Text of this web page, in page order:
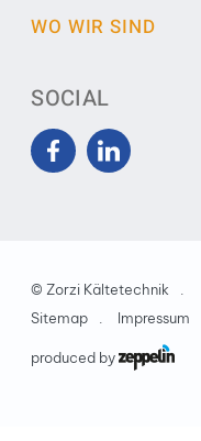
WO WIR SIND
SOCIAL
©Zorzi Kältetechnik
Sitemap
Impressum
produced by